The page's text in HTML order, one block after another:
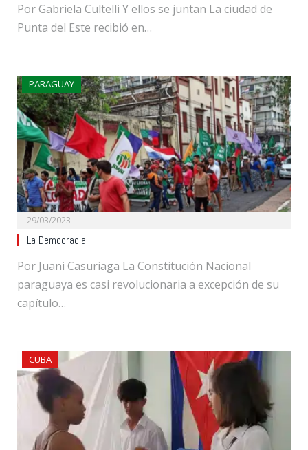
Por Gabriela Cultelli Y ellos se juntan La ciudad de
Punta del Este recibió en…
PARAGUAY
29/03/2023
La Democracia
Por Juani Casuriaga La Constitución Nacional
paraguaya es casi revolucionaria a excepción de su
capítulo…
CUBA